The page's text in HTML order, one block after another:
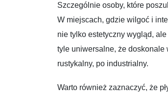
Szczególnie osoby, które
W miejscach, gdzie wilgoć i
nie tylko estetyczny wygląd,
tyle uniwersalne, że doskonale
rustykalny, po industrialny.
Warto również zaznaczyć, że